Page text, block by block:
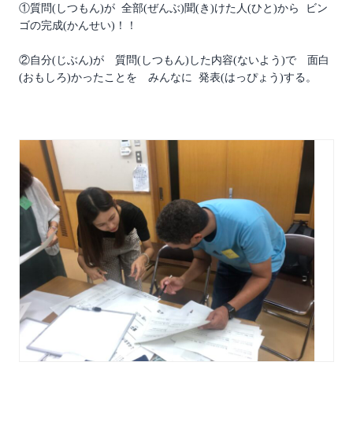
①質問(しつもん)が 全部(ぜんぶ)聞(き)けた人(ひと)から ビン
ゴの完成(かんせい)！！
②自分(じぶん)が 質問(しつもん)した内容(ないよう)で 面白
(おもしろ)かったことを みんなに 発表(はっぴょう)する。